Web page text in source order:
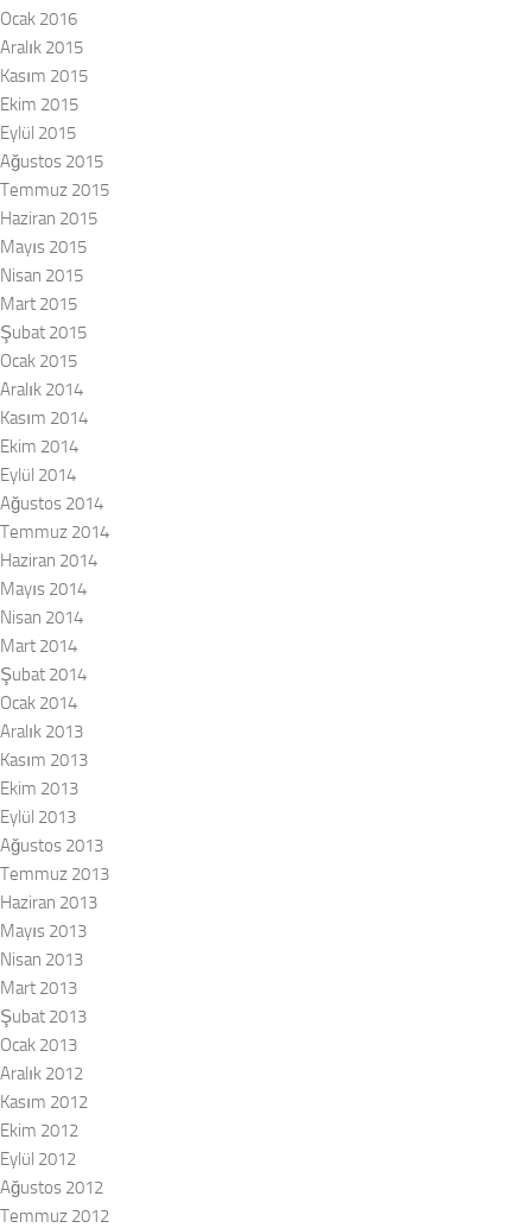
Ocak 2016
Aralık 2015
Kasım 2015
Ekim 2015
Eylül 2015
Ağustos 2015
Temmuz 2015
Haziran 2015
Mayıs 2015
Nisan 2015
Mart 2015
Şubat 2015
Ocak 2015
Aralık 2014
Kasım 2014
Ekim 2014
Eylül 2014
Ağustos 2014
Temmuz 2014
Haziran 2014
Mayıs 2014
Nisan 2014
Mart 2014
Şubat 2014
Ocak 2014
Aralık 2013
Kasım 2013
Ekim 2013
Eylül 2013
Ağustos 2013
Temmuz 2013
Haziran 2013
Mayıs 2013
Nisan 2013
Mart 2013
Şubat 2013
Ocak 2013
Aralık 2012
Kasım 2012
Ekim 2012
Eylül 2012
Ağustos 2012
Temmuz 2012